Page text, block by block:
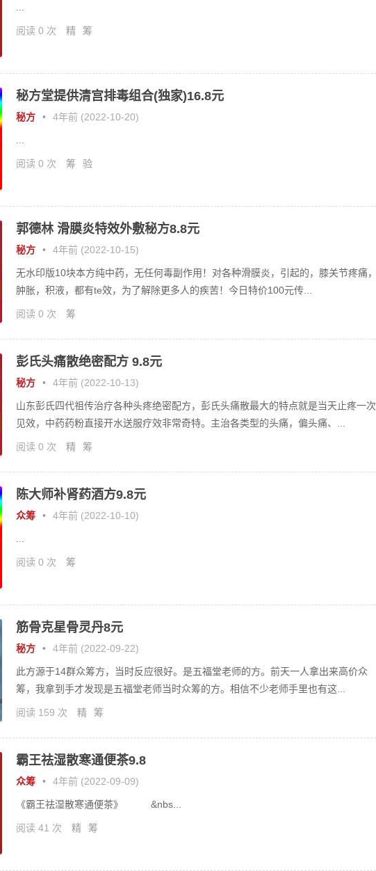
阅读 0 次 精 筹
秘方堂提供清宫排毒组合(独家)16.8元
秘方 • 4年前 (2022-10-20)
阅读 0 次 筹 验
郭德林 滑膜炎特效外敷秘方8.8元
秘方 • 4年前 (2022-10-15)
无水印版10块本方纯中药，无任何毒副作用！对各种滑膜炎，引起的，膝关节疼痛
肿胀，积液，都有te效，为了解除更多人的疾苦！今日特价100元传...
阅读 0 次 筹
彭氏头痛散绝密配方 9.8元
秘方 • 4年前 (2022-10-13)
山东彭氏四代祖传治疗各种头疼绝密配方，彭氏头痛散最大的特点就是当天止疼一次
见效，中药药粉直接开水送服疗效非常奇特。主治各类型的头痛，偏头痛、...
阅读 0 次 精 筹
陈大师补肾药酒方9.8元
众筹 • 4年前 (2022-10-10)
阅读 0 次 筹
筋骨克星骨灵丹8元
秘方 • 4年前 (2022-09-22)
此方源于14群众筹方，当时反应很好。是五福堂老师的方。前天一人拿出来高价众
筹，我拿到手才发现是五福堂老师当时众筹的方。相信不少老师手里也有这...
阅读 159 次 精 筹
霸王祛湿散寒通便茶9.8
众筹 • 4年前 (2022-09-09)
《霸王祛湿散寒通便茶》 &nbs...
阅读 41 次 精 筹